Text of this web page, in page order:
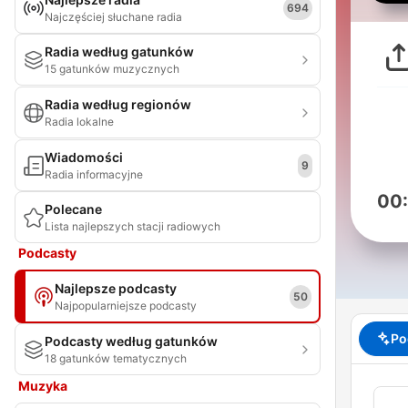
Najczęściej słuchane radia
694
Radia według gatunków
15 gatunków muzycznych
Radia według regionów
Radia lokalne
Wiadomości
Radia informacyjne
9
Polecane
Lista najlepszych stacji radiowych
Podcasty
Najlepsze podcasty
Najpopularniejsze podcasty
50
Podcasty według gatunków
18 gatunków tematycznych
Muzyka